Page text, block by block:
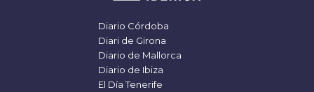
Diario Córdoba
Diari de Girona
Diario de Mallorca
Diario de Ibiza
El Día Tenerife